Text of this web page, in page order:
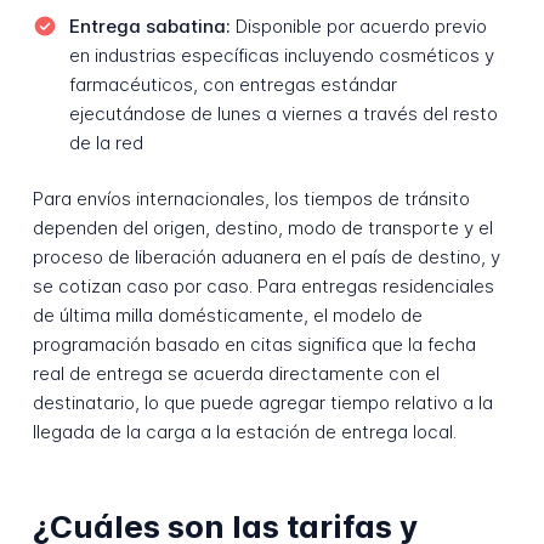
Entrega sabatina: Disponible por acuerdo previo
en industrias específicas incluyendo cosméticos y
farmacéuticos, con entregas estándar
ejecutándose de lunes a viernes a través del resto
de la red
Para envíos internacionales, los tiempos de tránsito
dependen del origen, destino, modo de transporte y el
proceso de liberación aduanera en el país de destino, y
se cotizan caso por caso. Para entregas residenciales
de última milla domésticamente, el modelo de
programación basado en citas significa que la fecha
real de entrega se acuerda directamente con el
destinatario, lo que puede agregar tiempo relativo a la
llegada de la carga a la estación de entrega local.
¿Cuáles son las tarifas y